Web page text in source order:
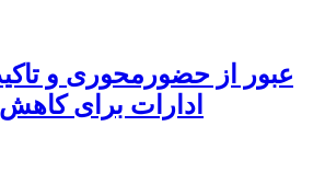
عبور از حضورمحوری و
ادارات برای